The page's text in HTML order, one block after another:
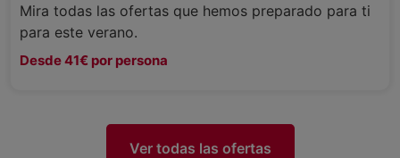
Mira todas las ofertas que hemos preparado para ti
para este verano.
Desde 41€ por persona
Ver todas las ofertas